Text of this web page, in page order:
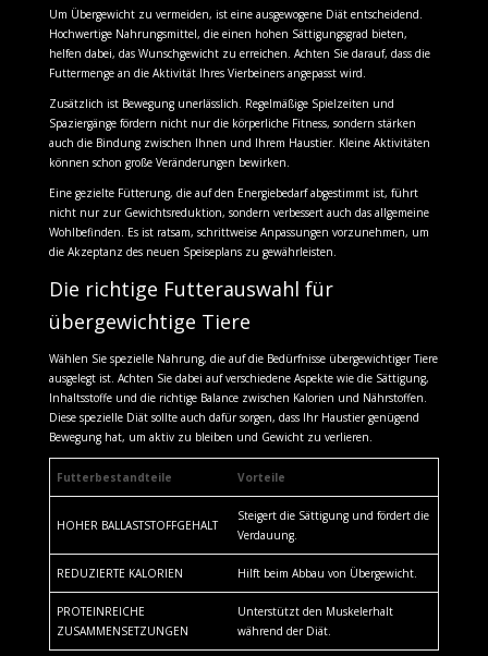
Um Übergewicht zu vermeiden, ist eine ausgewogene Diät entscheidend.
Hochwertige Nahrungsmittel, die einen hohen Sättigungsgrad bieten,
helfen dabei, das Wunschgewicht zu erreichen. Achten Sie darauf, dass die
Futtermenge an die Aktivität Ihres Vierbeiners angepasst wird.
Zusätzlich ist Bewegung unerlässlich. Regelmäßige Spielzeiten und
Spaziergänge fördern nicht nur die körperliche Fitness, sondern stärken
auch die Bindung zwischen Ihnen und Ihrem Haustier. Kleine Aktivitäten
können schon große Veränderungen bewirken.
Eine gezielte Fütterung, die auf den Energiebedarf abgestimmt ist, führt
nicht nur zur Gewichtsreduktion, sondern verbessert auch das allgemeine
Wohlbefinden. Es ist ratsam, schrittweise Anpassungen vorzunehmen, um
die Akzeptanz des neuen Speiseplans zu gewährleisten.
Die richtige Futterauswahl für
übergewichtige Tiere
Wählen Sie spezielle Nahrung, die auf die Bedürfnisse übergewichtiger Tiere
ausgelegt ist. Achten Sie dabei auf verschiedene Aspekte wie die Sättigung,
Inhaltsstoffe und die richtige Balance zwischen Kalorien und Nährstoffen.
Diese spezielle Diät sollte auch dafür sorgen, dass Ihr Haustier genügend
Bewegung hat, um aktiv zu bleiben und Gewicht zu verlieren.
Futterbestandteile Vorteile
HOHER BALLASTSTOFFGEHALT
Steigert die Sättigung und fördert die
Verdauung.
REDUZIERTE KALORIEN Hilft beim Abbau von Übergewicht.
PROTEINREICHE
ZUSAMMENSETZUNGEN
Unterstützt den Muskelerhalt
während der Diät.